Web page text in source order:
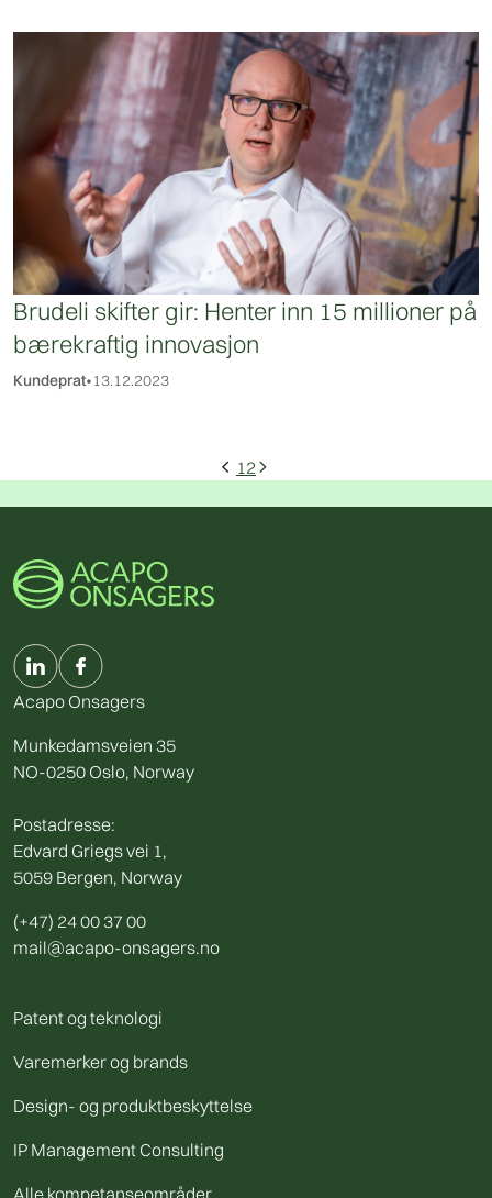
Brudeli skifter gir: Henter inn 15 millioner på
bærekraftig innovasjon
Kundeprat•13.12.2023
arrow_back_ios 1 2 arrow_forward_ios
Acapo Onsagers
Munkedamsveien 35
NO-0250 Oslo, Norway
Postadresse:
Edvard Griegs vei 1,
5059 Bergen, Norway
(+47) 24 00 37 00
mail@acapo-onsagers.no
Patent og teknologi
Varemerker og brands
Design- og produktbeskyttelse
IP Management Consulting